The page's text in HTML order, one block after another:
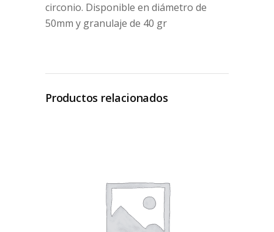
circonio. Disponible en diámetro de
50mm y granulaje de 40 gr
Productos relacionados